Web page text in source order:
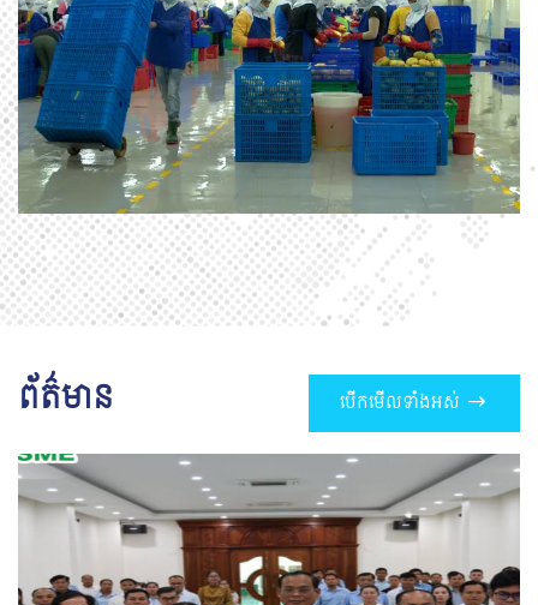
ព័ត៌មាន បើកមើលទាំងអស់